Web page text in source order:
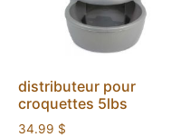
distributeur pour
croquettes 5lbs
34.99 $